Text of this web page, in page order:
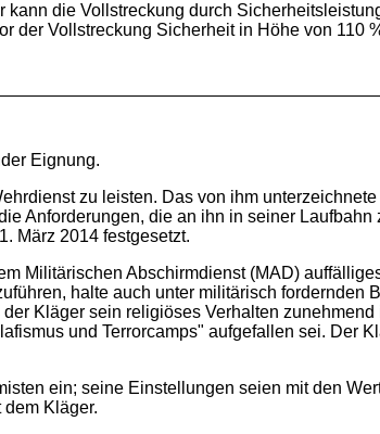
die Vollstreckung durch
der Vollstreckung Sicherheit in Höhe von 110
Eignung.
zu leisten. Das von ihm unterzeichnete
Anforderungen, die an ihn in seiner Laufbahn
März 2014 festgesetzt.
Militärischen Abschirmdienst (MAD)
halte auch unter militärisch fordernden
Kläger sein religiöses Verhalten
und Terrorcamps" aufgefallen sei. Der
ein; seine Einstellungen seien mit den
Kläger.